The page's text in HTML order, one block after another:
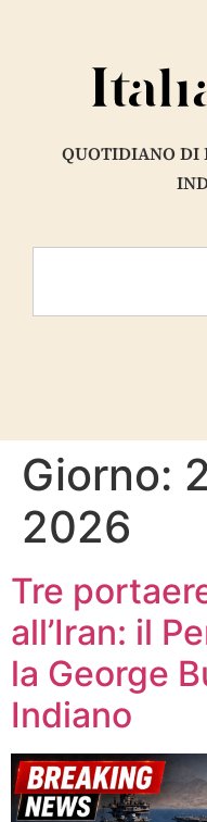
QUOTIDIANO DI
Giorno:
2026
Tre
all’Iran: il
la George
Indiano